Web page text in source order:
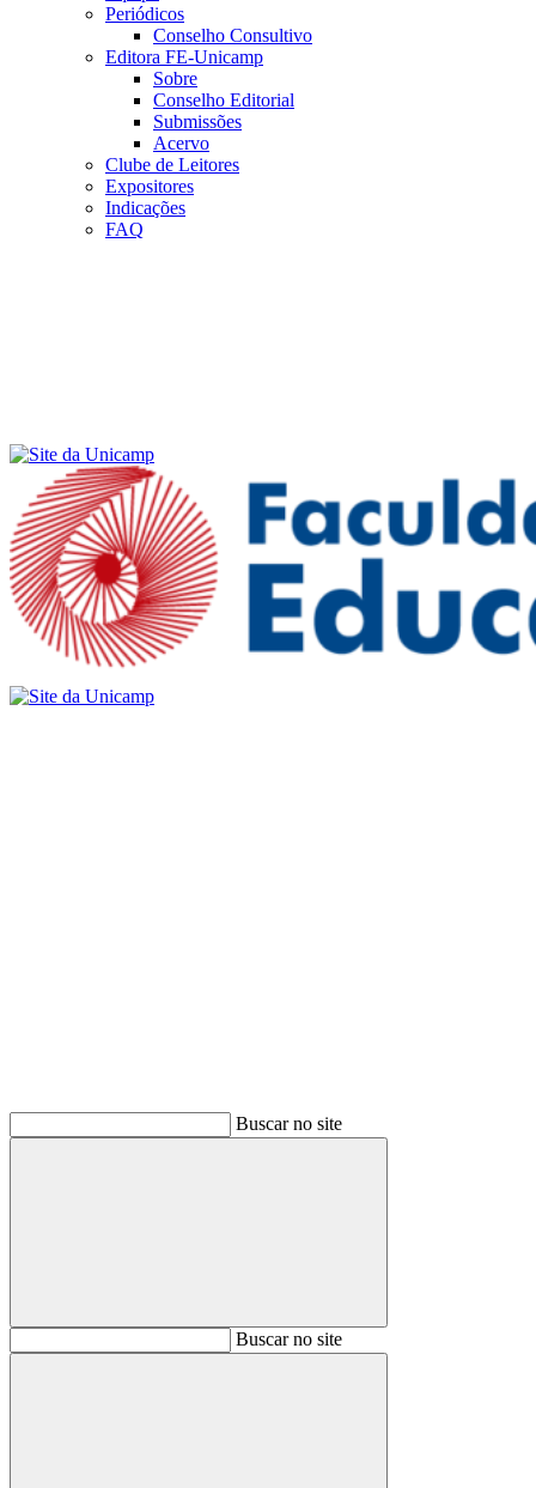
Periódicos
Conselho Consultivo
Editora FE-Unicamp
Sobre
Conselho Editorial
Submissões
Acervo
Clube de Leitores
Expositores
Indicações
FAQ
Buscar no site
BuscarBuscar no site